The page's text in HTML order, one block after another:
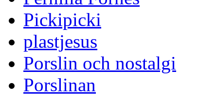
Pickipicki
plastjesus
Porslin och nostalgi
Porslinan